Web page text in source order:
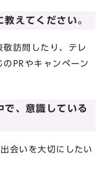
えてください。
訪問したり、テレ
PRやキャンペーン
、意識している
会いを大切にしたい